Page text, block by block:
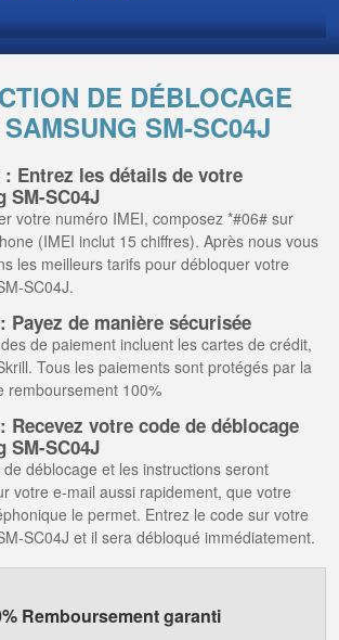
DE DÉBLOCAGE
SM-SC04J
: Entrez les détails de votre
SM-SC04J
votre numéro IMEI, composez *#06# sur
(IMEI inclut 15 chiffres). Après nous vous
les meilleurs tarifs pour débloquer votre
SC04J.
Payez de manière sécurisée
de paiement incluent les cartes de crédit,
Tous les paiements sont protégés par la
remboursement 100%
Recevez votre code de déblocage
SM-SC04J
de déblocage et les instructions seront
votre e-mail aussi rapidement, que votre
le permet. Entrez le code sur votre
SC04J et il sera débloqué immédiatement.
Remboursement garanti